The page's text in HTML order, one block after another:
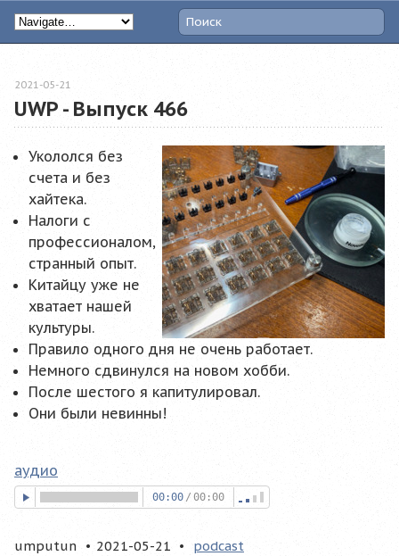
UWP - Выпуск 466
2021-05-21
Укололся без
счета и без
хайтека.
Налоги с
профессионалом,
странный опыт.
Китайцу уже не
хватает нашей
культуры.
Правило одного дня не очень работает.
Немного сдвинулся на новом хобби.
После шестого я капитулировал.
Они были невинны!
аудио
00:00 / 00:00
umputun 2021-05-21 podcast